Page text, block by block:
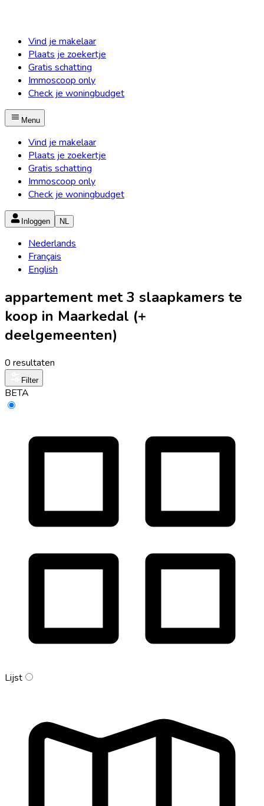
Vind je makelaar
Plaats je zoekertje
Gratis schatting
Immoscoop only
Check je woningbudget
Menu
Vind je makelaar
Plaats je zoekertje
Gratis schatting
Immoscoop only
Check je woningbudget
Inloggen NL
Nederlands
Français
English
appartement met 3 slaapkamers te
koop in Maarkedal (+
deelgemeenten)
0 resultaten
Filter
BETA
Lijst